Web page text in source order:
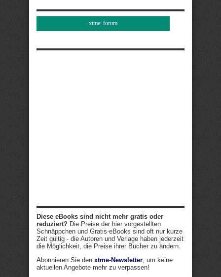
xtme: forum
Diese eBooks sind nicht mehr gratis oder
reduziert? Die Preise der hier vorgestellten
Schnäppchen und Gratis-eBooks sind oft nur kurze
Zeit gültig - die Autoren und Verlage haben jederzeit
die Möglichkeit, die Preise ihrer Bücher zu ändern.
Abonnieren Sie den xtme-Newsletter, um keine
aktuellen Angebote mehr zu verpassen!